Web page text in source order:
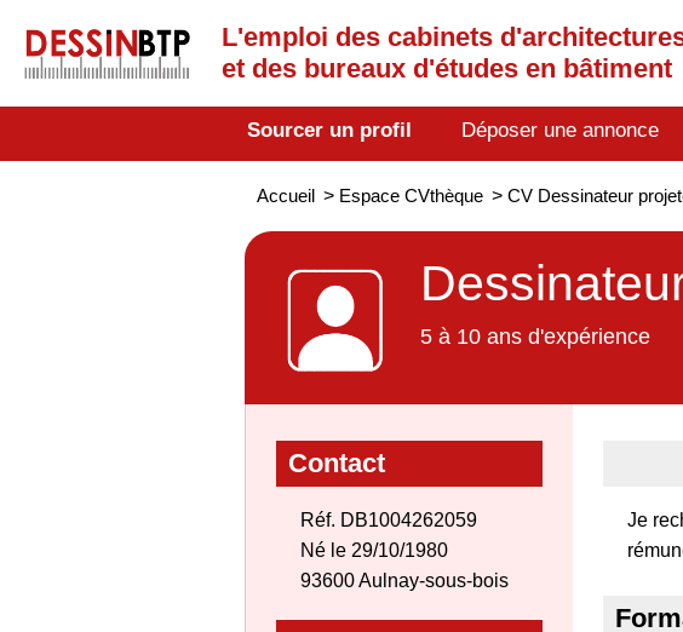
L'emploi des cabinets
et des bureaux d'études en bâtiment
Sourcer un profil Déposer une annonce
Accueil > Espace CVthèque > CV Dessinateur
5 à 10 ans d'expérience
Contact
Réf. DB1004262059
Né le 29/10/1980
93600 Aulnay-sous-bois
Je